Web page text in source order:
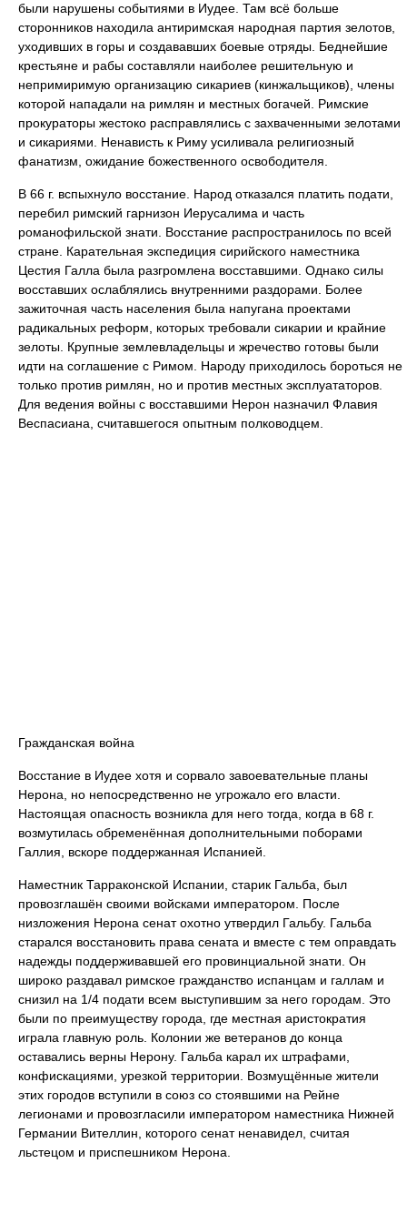
были нарушены событиями в Иудее. Там всё больше
сторонников находила антиримская народная партия зелотов,
уходивших в горы и создававших боевые отряды. Беднейшие
крестьяне и рабы составляли наиболее решительную и
непримиримую организацию сикариев (кинжальщиков), члены
которой нападали на римлян и местных богачей. Римские
прокураторы жестоко расправлялись с захваченными зелотами
и сикариями. Ненависть к Риму усиливала религиозный
фанатизм, ожидание божественного освободителя.
В 66 г. вспыхнуло восстание. Народ отказался платить подати,
перебил римский гарнизон Иерусалима и часть
романофильской знати. Восстание распространилось по всей
стране. Карательная экспедиция сирийского наместника
Цестия Галла была разгромлена восставшими. Однако силы
восставших ослаблялись внутренними раздорами. Более
зажиточная часть населения была напугана проектами
радикальных реформ, которых требовали сикарии и крайние
зелоты. Крупные землевладельцы и жречество готовы были
идти на соглашение с Римом. Народу приходилось бороться не
только против римлян, но и против местных эксплуататоров.
Для ведения войны с восставшими Нерон назначил Флавия
Веспасиана, считавшегося опытным полководцем.
Гражданская война
Восстание в Иудее хотя и сорвало завоевательные планы
Нерона, но непосредственно не угрожало его власти.
Настоящая опасность возникла для него тогда, когда в 68 г.
возмутилась обременённая дополнительными поборами
Галлия, вскоре поддержанная Испанией.
Наместник Тарраконской Испании, старик Гальба, был
провозглашён своими войсками императором. После
низложения Нерона сенат охотно утвердил Гальбу. Гальба
старался восстановить права сената и вместе с тем оправдать
надежды поддерживавшей его провинциальной знати. Он
широко раздавал римское гражданство испанцам и галлам и
снизил на 1/4 подати всем выступившим за него городам. Это
были по преимуществу города, где местная аристократия
играла главную роль. Колонии же ветеранов до конца
оставались верны Нерону. Гальба карал их штрафами,
конфискациями, урезкой территории. Возмущённые жители
этих городов вступили в союз со стоявшими на Рейне
легионами и провозгласили императором наместника Нижней
Германии Вителлин, которого сенат ненавидел, считая
льстецом и приспешником Нерона.